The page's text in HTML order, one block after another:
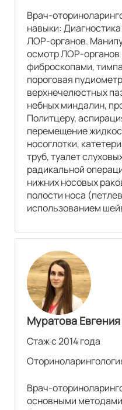
Врач-
навыки:
ЛОР-органов.
осмотр ЛОР-
фиброскопами,
пороговая
верхнечелюстных
небных миндалин,
Политцеру,
перемещение
носоглотки,
труб, туалет
радикальной
нижних носовых
полости носа
использованием
Муратова
Стаж с 2014 года
Врач-
основными